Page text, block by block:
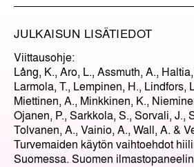
JULKAISUN LISÄTIEDOT
Viittausohje:
Lång, K., Aro, L., Assmuth, A.,
Larmola, T., Lempinen, H., Lindfors,
Miettinen, A., Minkkinen, K.,
Ojanen, P., Sarkkola, S., Sorvali, J.,
Tolvanen, A., Vainio, A., Wall, A. &
Turvemaiden käytön vaihtoehdot
Suomessa. Suomen